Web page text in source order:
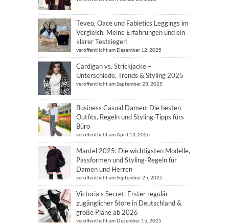
Teveo, Oace und Fabletics Leggings im
Vergleich. Meine Erfahrungen und ein
klarer Testsieger!
veröffentlicht am Dezember 12, 2025
Cardigan vs. Strickjacke –
Unterschiede, Trends & Styling 2025
veröffentlicht am September 23, 2025
Business Casual Damen: Die besten
Outfits, Regeln und Styling-Tipps fürs
Büro
veröffentlicht am April 13, 2026
Mantel 2025: Die wichtigsten Modelle,
Passformen und Styling-Regeln für
Damen und Herren
veröffentlicht am September 25, 2025
Victoria’s Secret: Erster regulär
zugänglicher Store in Deutschland &
große Pläne ab 2026
veröffentlicht am Dezember 15, 2025